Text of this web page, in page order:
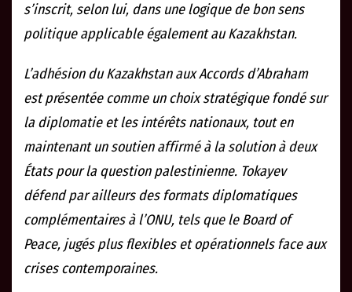
s’inscrit, selon lui, dans une logique de bon sens
politique applicable également au Kazakhstan.
L’adhésion du Kazakhstan aux Accords d’Abraham
est présentée comme un choix stratégique fondé sur
la diplomatie et les intérêts nationaux, tout en
maintenant un soutien affirmé à la solution à deux
États pour la question palestinienne. Tokayev
défend par ailleurs des formats diplomatiques
complémentaires à l’ONU, tels que le Board of
Peace, jugés plus flexibles et opérationnels face aux
crises contemporaines.